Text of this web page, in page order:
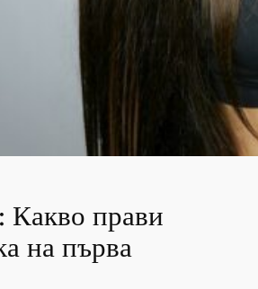
прави
на първа